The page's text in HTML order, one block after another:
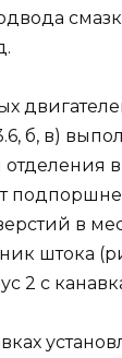
б, в)
в
штока
2 с